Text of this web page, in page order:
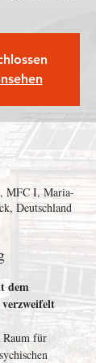
MFC I, Maria-
Deutschland
dem
Raum für